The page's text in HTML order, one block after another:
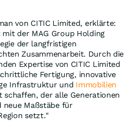
von CITIC Limited, erklärte:
mit der MAG Group Holding
der langfristigen
Zusammenarbeit. Durch die
Expertise von CITIC Limited
Fertigung, innovative
Infrastruktur und Immobilien
schaffen, der alle Generationen
Maßstäbe für
setzt."